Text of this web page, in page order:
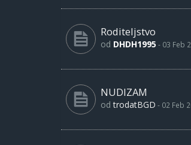
Roditeljstvo
od DHDH1995 - 03 Feb
NUDIZAM
odtrodatBGD - 02 Feb